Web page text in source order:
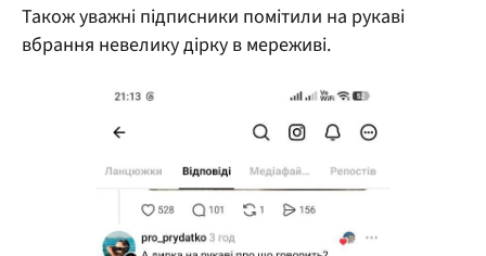
Також уважні підписники помітили на рукаві
вбрання невелику дірку в мереживі.